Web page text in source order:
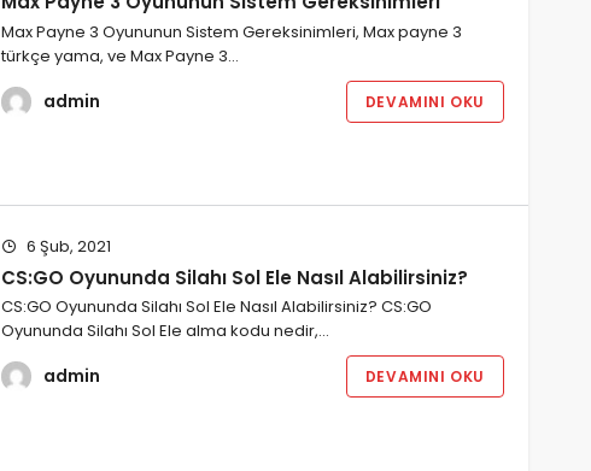
Max Payne 3 Oyununun Sistem Gereksinimleri, Max payne 3
türkçe yama, ve Max Payne 3…
admin DEVAMINI OKU
6 Şub, 2021
CS:GO Oyununda Silahı Sol Ele Nasıl Alabilirsiniz?
CS:GO Oyununda Silahı Sol Ele Nasıl Alabilirsiniz? CS:GO
Oyununda Silahı Sol Ele alma kodu nedir,…
admin DEVAMINI OKU